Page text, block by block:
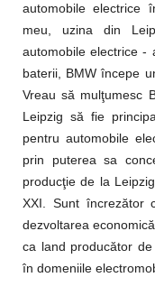
automobile electrice
meu, uzina din
automobile electrice -
baterii, BMW începe
Vreau să mulţumesc
Leipzig să fie
pentru automobile
prin puterea sa
producţie de la
XXI. Sunt încrezător
dezvoltarea
ca land producător
în domeniile